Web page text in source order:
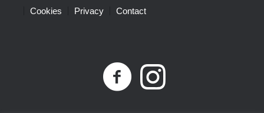
Cookies Privacy Contact